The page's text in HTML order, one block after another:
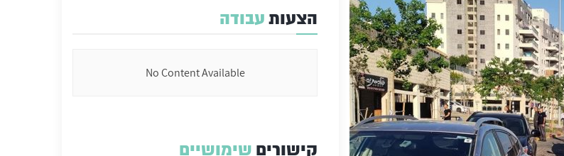
הצעותעבודה
No Content Available
קישורים שימושיים